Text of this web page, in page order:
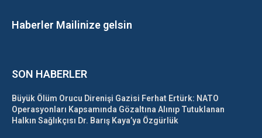
Haberler Mailinize gelsin
SON HABERLER
Büyük Ölüm Orucu Direnişi Gazisi Ferhat Ertürk: NATO
Operasyonları Kapsamında Gözaltına Alınıp Tutuklanan
Halkın Sağlıkçısı Dr. Barış Kaya’ya Özgürlük